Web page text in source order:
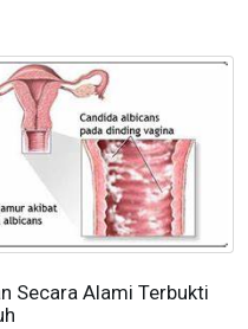
Secara Alami Terbukti